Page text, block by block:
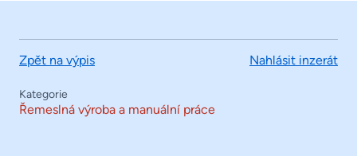
Zpět na výpis Nahlásit inzerát
Kategorie
Řemeslná výroba a manuální práce